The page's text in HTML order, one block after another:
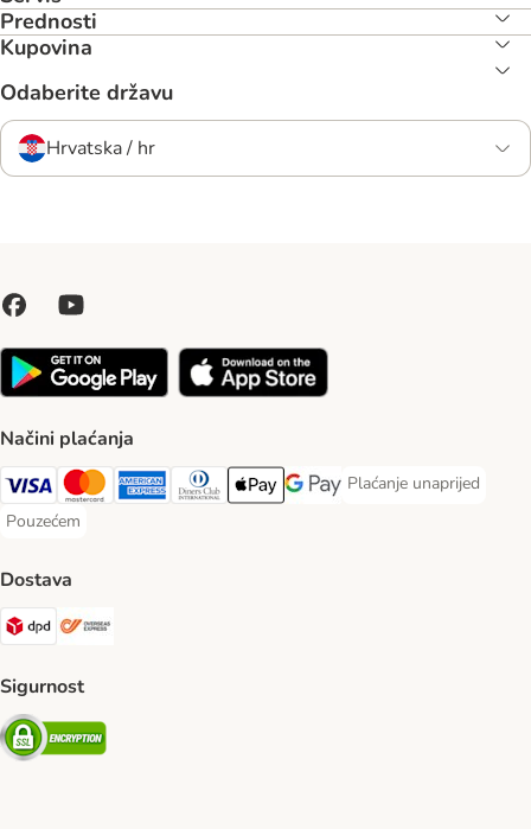
Prednosti
Kupovina
Odaberite državu
Hrvatska / hr
Načini plaćanja
Visa Payment Method
MasterCard Payment Method
American Express Payment Method
Diners Club Payment Method
Payment MethodGoogle pay Payment Method
Plaćanje unaprijed
Plaćanje unaprijed
Pouzećem
Pouzećem Payment Method
Dostava
DPD Shipping Method
Sigurnost
Security